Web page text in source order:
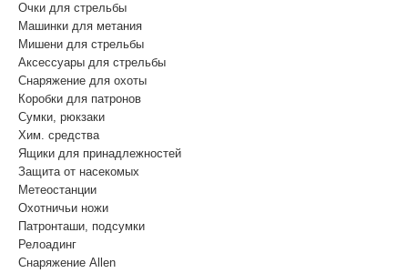
Очки для стрельбы
Машинки для метания
Мишени для стрельбы
Аксессуары для стрельбы
Снаряжение для охоты
Коробки для патронов
Сумки, рюкзаки
Хим. средства
Ящики для принадлежностей
Защита от насекомых
Метеостанции
Охотничьи ножи
Патронташи, подсумки
Релоадинг
Снаряжение Allen